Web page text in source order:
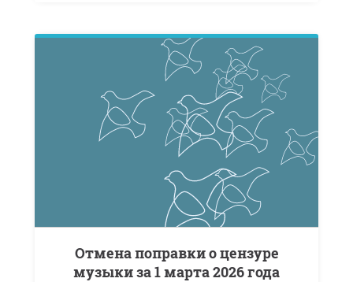
отмена поправки о цензуре
музыки за 1 марта 2026 года